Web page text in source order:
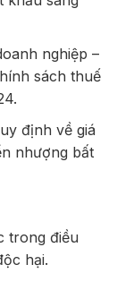
nghiệp –
sách thuế
định về giá
nhượng bất
trong điều
hại.